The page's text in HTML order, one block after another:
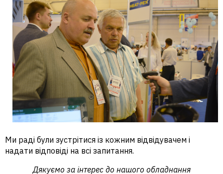
Ми раді були зустрітися із кожним відвідувачем і
надати відповіді на всі запитання.
Дякуємо за інтерес до нашого обладнання